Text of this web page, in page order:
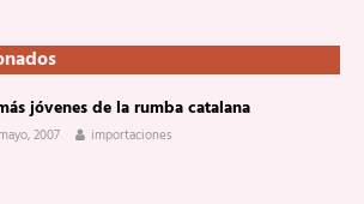
jóvenes de la rumba catalana
2007 importaciones